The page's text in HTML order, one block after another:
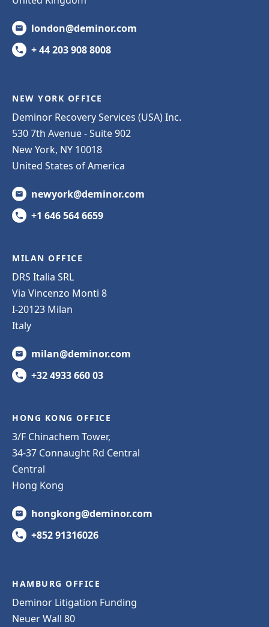
london@deminor.com
+ 44 203 908 8008
NEW YORK OFFICE
Deminor Recovery Services (USA) Inc.
530 7th Avenue - Suite 902
New York, NY 10018
United States of America
newyork@deminor.com
+1 646 564 6659
MILAN OFFICE
DRS Italia SRL
Via Vincenzo Monti 8
I-20123 Milan
Italy
milan@deminor.com
+32 4933 660 03
HONG KONG OFFICE
3/F Chinachem Tower,
34-37 Connaught Rd Central
Central
Hong Kong
hongkong@deminor.com
+852 91316026
HAMBURG OFFICE
Deminor Litigation Funding
Neuer Wall 80